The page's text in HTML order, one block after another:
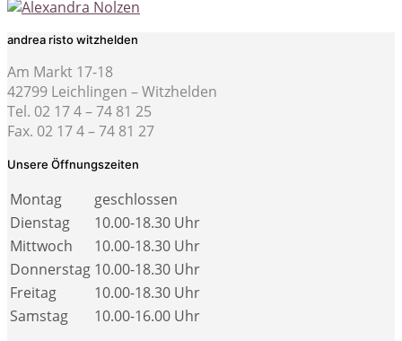
andrea risto witzhelden
Am Markt 17-18
42799 Leichlingen – Witzhelden
Tel. 02 17 4 – 74 81 25
Fax. 02 17 4 – 74 81 27
Unsere Öffnungszeiten
Montag
geschlossen
Dienstag
10.00-18.30 Uhr
Mittwoch
10.00-18.30 Uhr
Donnerstag 10.00-18.30 Uhr
Freitag
10.00-18.30 Uhr
Samstag
10.00-16.00 Uhr